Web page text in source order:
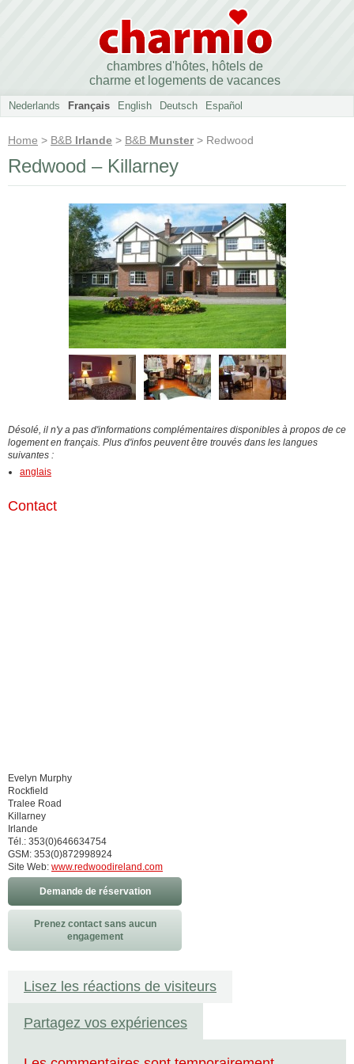
chambres d'hôtes, hôtels de
charme et logements de vacances
Nederlands Français English Deutsch Español
Home > B&B Irlande > B&B Munster> Redwood
Redwood – Killarney
Désolé, il n'y a pas d'informations complémentaires disponibles à propos de ce
logement en français. Plus d'infos peuvent être trouvés dans les langues
suivantes :
anglais
Contact
Evelyn Murphy
Rockfield
Tralee Road
Killarney
Irlande
Tél.: 353(0)646634754
GSM: 353(0)872998924
Site Web: www.redwoodireland.com
Demande de réservation
Prenez contact sans aucun
engagement
Lisez les réactions de visiteurs
Partagez vos expériences